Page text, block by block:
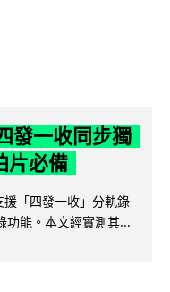
發一收同步獨
片必備
「四發一收」分軌錄
能。本文經實測其...